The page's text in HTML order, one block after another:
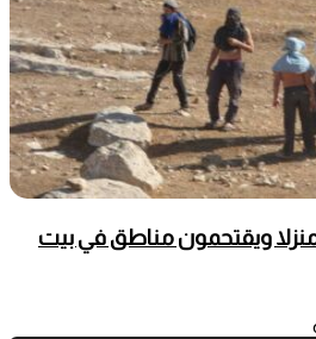
ويقتحمون مناطق في بيت